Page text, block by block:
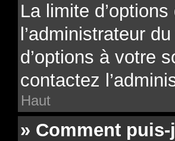
La limite
l’administrateur
d’options à votre
contactez
Haut
» Comment